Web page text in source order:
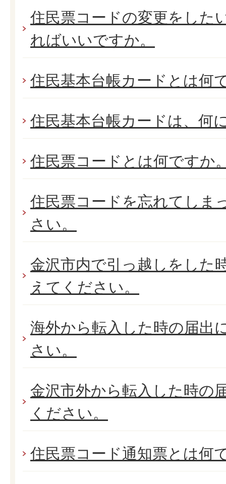
住民票コードの変更をした
ればいいですか。
住民基本台帳カードとは何
住民基本台帳カードは、何
住民票コードとは何ですか
住民票コードを忘れてしま
さい。
金沢市内で引っ越しをした
えてください。
海外から転入した時の届出
さい。
金沢市外から転入した時の
ください。
住民票コード通知票とは何